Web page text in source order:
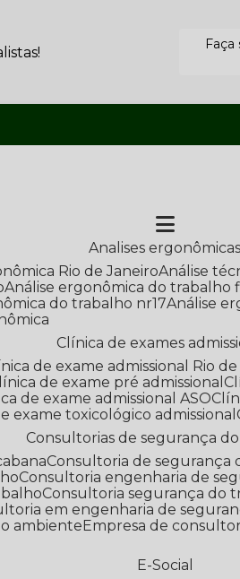
Analises ergonômicas
Rio de Janeiro Análise
Análise ergonômica do trabalho
do trabalho nr17 Análise
Clínica de exames
de exame admissional Rio
Clínica de exame pré admissional
de exame admissional ASO
exame toxicológico admissional
Consultorias de segurança
Consultoria de
Consultoria engenharia de
Consultoria segurança do
em engenharia de
ambiente
Empresa de
E-Social